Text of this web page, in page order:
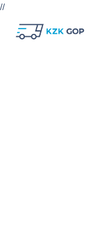
//